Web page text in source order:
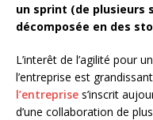
un sprint (de plusieurs
décomposée en des
L’interêt de l’agilité pour
l’entreprise est grandissant
l’entreprise s’inscrit
d’une collaboration de